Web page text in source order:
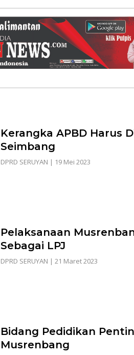
Kerangka APBD Harus
Seimbang
DPRD SERUYAN | 19 Mei 2023
Pelaksanaan
Sebagai LPJ
DPRD SERUYAN | 21 Maret 2023
Bidang Pedidikan
Musrenbang